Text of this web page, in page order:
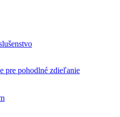
pre pohodlné zdieľanie